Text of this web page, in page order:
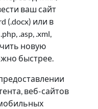
ваш сайт
(.docx) или в
.asp, .xml,
новую
быстрее.
веб-сайтов